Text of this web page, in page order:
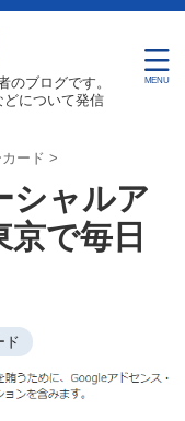
のブログです。
について発信
ード >
シャルア
で毎日
ド